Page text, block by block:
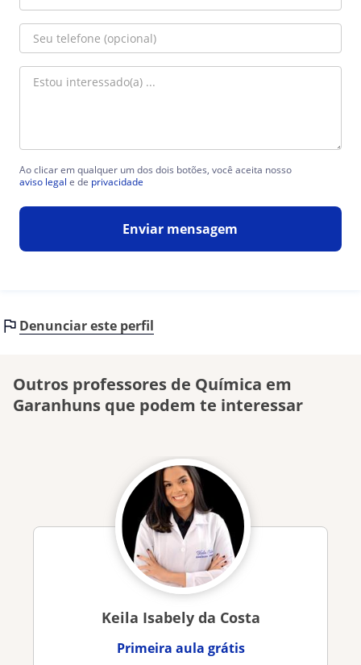
Ao clicar em qualquer um dos dois botões, você aceita nosso
aviso legal e de privacidade
Enviar mensagem
Denunciar este perfil
Outros professores de Química em
Garanhuns que podem te interessar
Keila Isabely da Costa
Primeira aula grátis